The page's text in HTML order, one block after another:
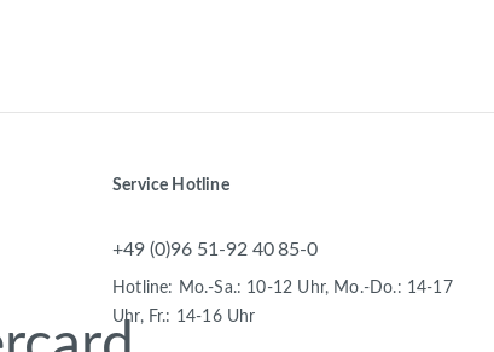
Service Hotline
+49 (0)96 51-92 40 85-0
Hotline: Mo.-Sa.: 10-12 Uhr, Mo.-Do.: 14-17
Uhr, Fr.: 14-16 Uhr